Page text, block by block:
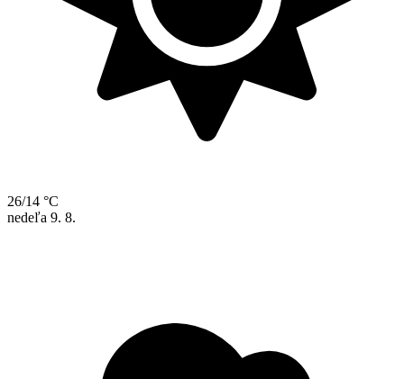
26/14 °C
nedeľa 9. 8.